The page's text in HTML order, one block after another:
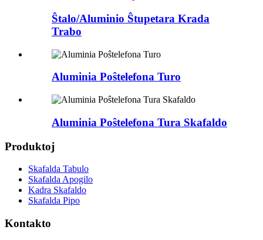
Ŝtalo/Aluminio Ŝtupetara Krada
Trabo
Aluminia Poŝtelefona Turo
Aluminia Poŝtelefona Tura Skafaldo
Produktoj
Skafalda Tabulo
Skafalda Apogilo
Kadra Skafaldo
Skafalda Pipo
Kontakto